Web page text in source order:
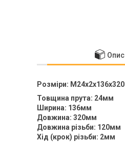
Опис
Розміри: M24x2x136x320
Товщина прута: 24мм
Ширина: 136мм
Довжина: 320мм
Довжина різьби: 120мм
Хід (крок) різьби: 2мм